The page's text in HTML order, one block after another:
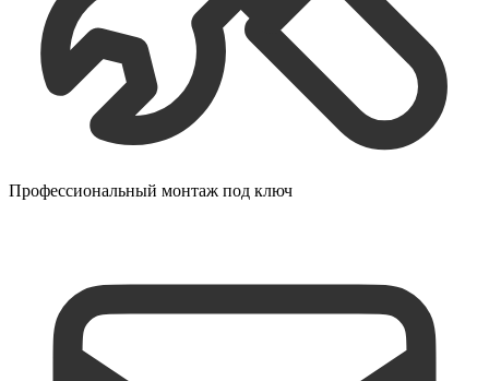
Профессиональный монтаж под ключ